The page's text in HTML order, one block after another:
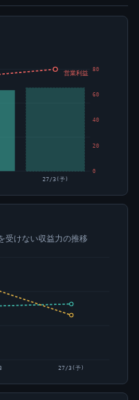
0
20
40
60
80
27/3(予)
営業利益
受けない収益力の推移
27/3(予)